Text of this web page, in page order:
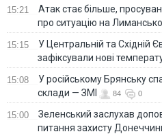
15:21
Атак стає більше,
про ситуацію на
15:15
У Центральній та Східній
зафіксували нові
15:08
У російському Брянську
склади — ЗМІ
84 0
15:00
Зеленський заслухав
питання захисту